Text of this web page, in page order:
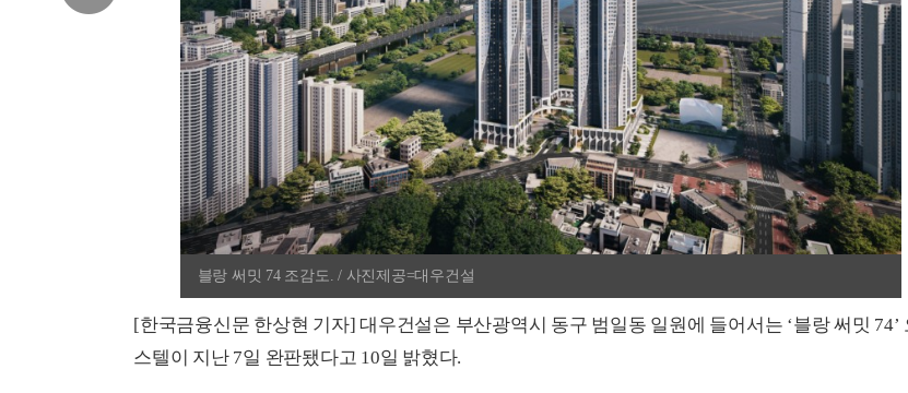
블랑 써밋 74 조감도. / 사진제공=대우건설
[한국금융신문 한상현 기자] 대우건설은 부산광역시 동구 범일동 일원에 들어서는 ‘블랑 써밋 74’
스텔이 지난 7일 완판됐다고 10일 밝혔다.